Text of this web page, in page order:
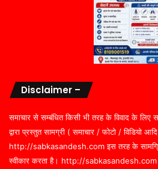
Disclaimer –
समाचार से सम्बंधित किसी भी तरह के विवाद के लिए
द्वारा प्रस्तुत सामग्री ( समाचार / फोटो / विडियो
http://sabkasandesh.com इस तरह के
स्वीकार करता है। http://sabkasandesh.com